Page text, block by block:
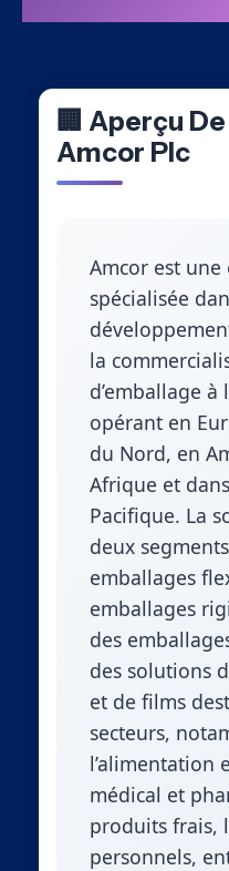
🏢 Aperçu
Amcor Plc
Amcor est
spécialisée
la
d’emballage à
opérant en
du Nord, en
Afrique et
Pacifique. La
deux
emballages
emballages
des
des solutions
et de films
secteurs,
l’alimentation
médical et
produits frais,
personnels,